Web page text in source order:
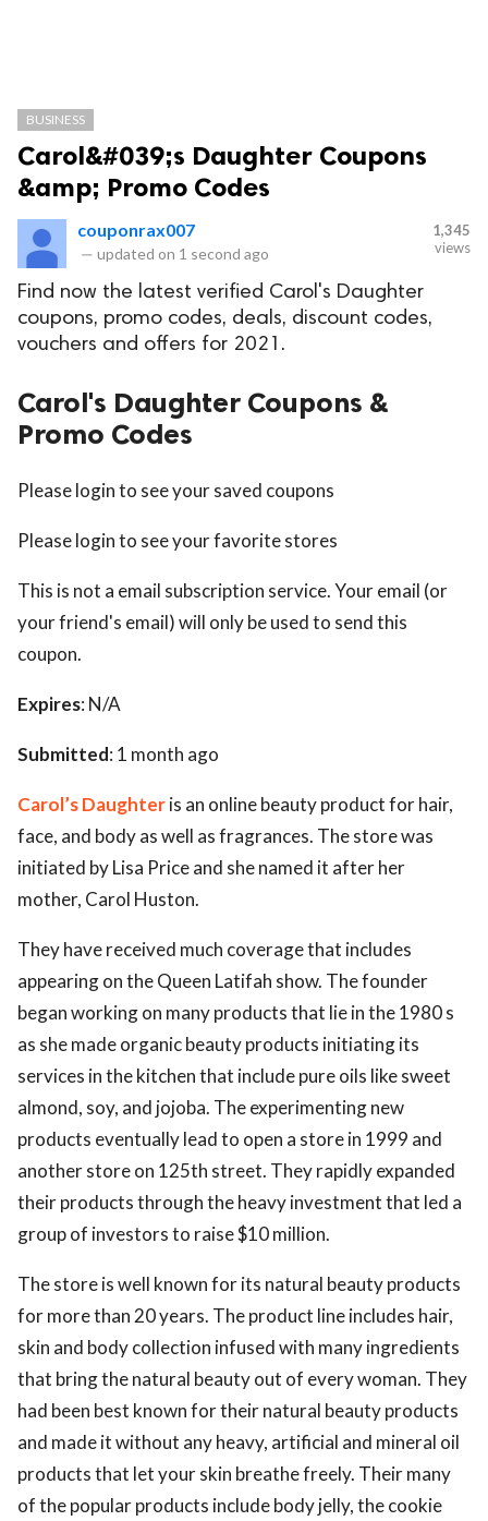
BUSINESS
Carol&#039;s Daughter Coupons
&amp; Promo Codes
couponrax007
— updated on 1 second ago
1,345
views
Find now the latest verified Carol's Daughter
coupons, promo codes, deals, discount codes,
vouchers and offers for 2021.
Carol's Daughter Coupons &
Promo Codes
Please login to see your saved coupons
Please login to see your favorite stores
This is not a email subscription service. Your email (or
your friend's email) will only be used to send this
coupon.
Expires: N/A
Submitted: 1 month ago
Carol’s Daughteris an online beauty product for hair,
face, and body as well as fragrances. The store was
initiated by Lisa Price and she named it after her
mother, Carol Huston.
They have received much coverage that includes
appearing on the Queen Latifah show. The founder
began working on many products that lie in the 1980 s
as she made organic beauty products initiating its
services in the kitchen that include pure oils like sweet
almond, soy, and jojoba. The experimenting new
products eventually lead to open a store in 1999 and
another store on 125th street. They rapidly expanded
their products through the heavy investment that led a
group of investors to raise $10 million.
The store is well known for its natural beauty products
for more than 20 years. The product line includes hair,
skin and body collection infused with many ingredients
that bring the natural beauty out of every woman. They
had been best known for their natural beauty products
and made it without any heavy, artificial and mineral oil
products that let your skin breathe freely. Their many
of the popular products include body jelly, the cookie